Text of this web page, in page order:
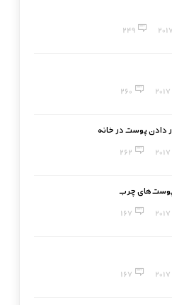
249
260
دادن پوست در خانه
262
پوست‌های چرب
167
167